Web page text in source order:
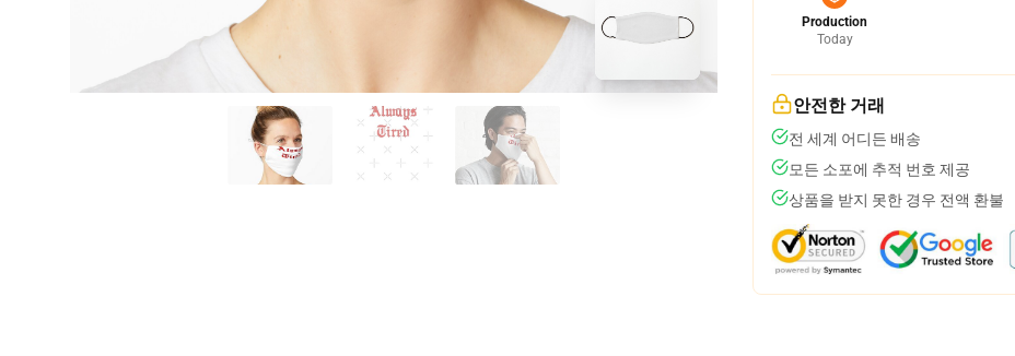
Production
Today
안전한 거래
전 세계 어디든 배송
모든 소포에 추적 번호 제공
상품을 받지 못한 경우 전액 환불